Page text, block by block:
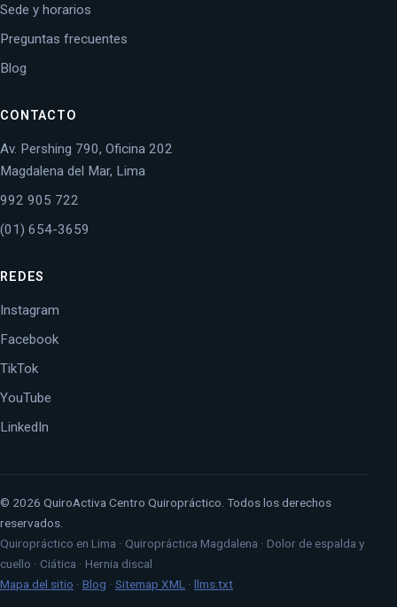
Sede y horarios
Preguntas frecuentes
Blog
CONTACTO
Av. Pershing 790, Oficina 202
Magdalena del Mar, Lima
992 905 722
(01) 654-3659
REDES
Instagram
Facebook
TikTok
YouTube
LinkedIn
© 2026 QuiroActiva Centro Quiropráctico. Todos los derechos
reservados.
Quiropráctico en Lima · Quiropráctica Magdalena · Dolor de espalda y
cuello · Ciática · Hernia discal
Mapa del sitio · Blog · Sitemap XML · llms.txt